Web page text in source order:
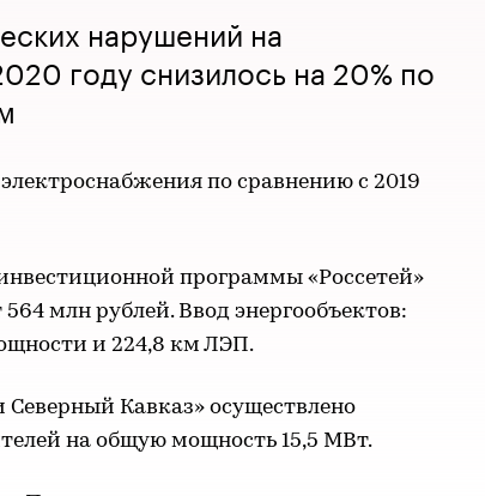
нарушений на
году снизилось на 20% по
по сравнению с 2019
программы «Россетей»
млн рублей. Ввод энергообъектов:
и 224,8 км ЛЭП.
Кавказ» осуществлено
на общую мощность 15,5 МВт.